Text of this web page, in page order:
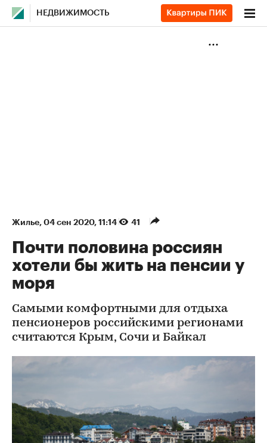
НЕДВИЖИМОСТЬ
Жилье⁠, 04 сен 2020, 11:14 41
Почти половина россиян
хотели бы жить на пенсии у
моря
Самыми комфортными для отдыха
пенсионеров российскими регионами
считаются Крым, Сочи и Байкал